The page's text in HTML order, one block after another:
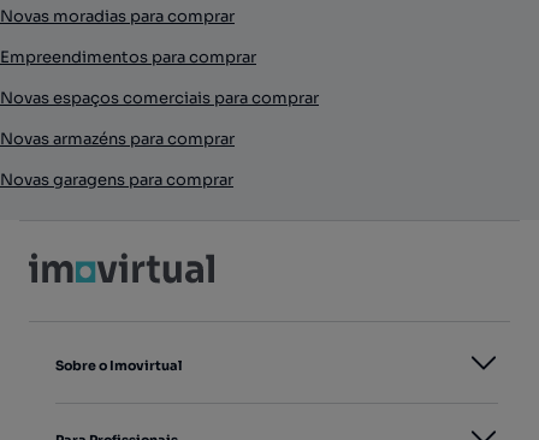
Novas moradias para comprar
Empreendimentos para comprar
Novas espaços comerciais para comprar
Novas armazéns para comprar
Novas garagens para comprar
Sobre o Imovirtual